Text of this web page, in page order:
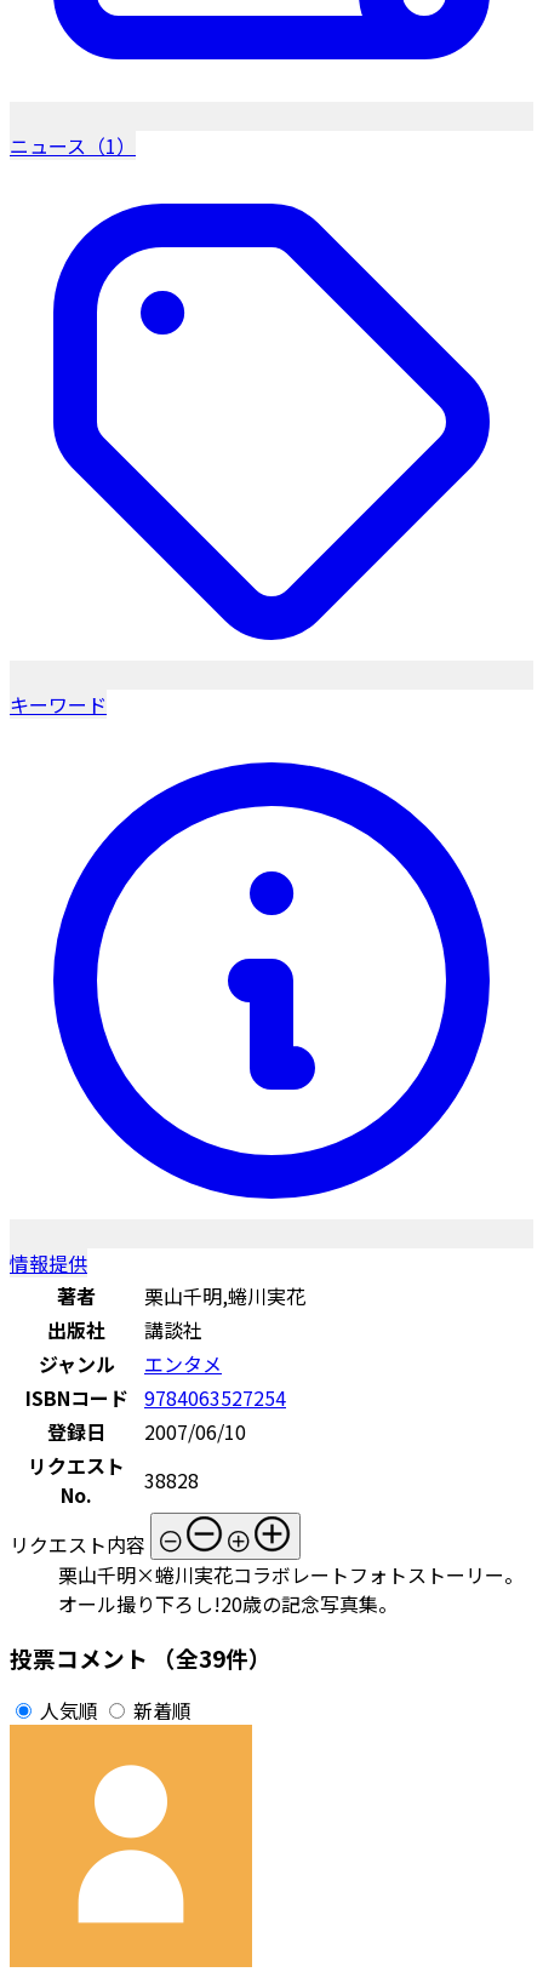
ニュース（1）
キーワード
情報提供
著者
栗山千明,蜷川実花
出版社
講談社
ジャンル
エンタメ
ISBNコード 9784063527254
登録日
2007/06/10
リクエスト
No.
38828
リクエスト内容
栗山千明×蜷川実花コラボレートフォトストーリー。
オール撮り下ろし!20歳の記念写真集。
投票コメント （全39件）
人気順 新着順